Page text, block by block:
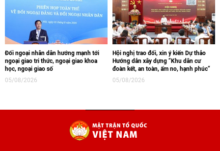
Đối ngoại nhân dân hướng mạnh tới
ngoại giao tri thức, ngoại giao khoa
học, ngoại giao số
05/08/2026
Hội nghị trao đổi, xin ý kiến Dự thảo
Hướng dẫn xây dựng “Khu dân cư
đoàn kết, an toàn, ấm no, hạnh phúc“
05/08/2026